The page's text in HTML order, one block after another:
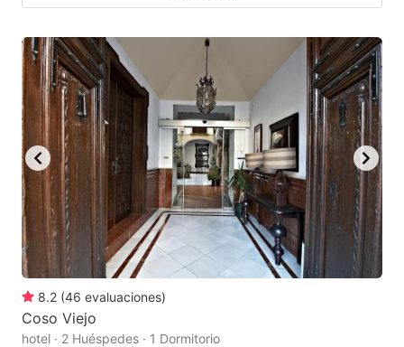
8.2 (46 evaluaciones)
Coso Viejo
hotel · 2 Huéspedes · 1 Dormitorio